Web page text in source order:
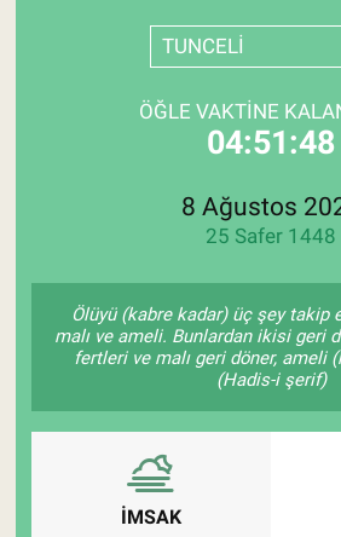
TUNCELİ
ÖĞLE VAKTINE
04:51:48
8 Ağustos
25 Safer 1448
Ölüyü (kabre kadar) üç şey takip
malı ve ameli. Bunlardan ikisi geri
fertleri ve malı geri döner, ameli
(Hadis-i şerif)
İMSAK
Tarım Bakanlığı
Pankobirlik
Tarım Bilgisi
Yetiştirici Soruyor
Son Dakika Haberleri